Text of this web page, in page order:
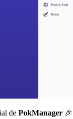
de PokManager